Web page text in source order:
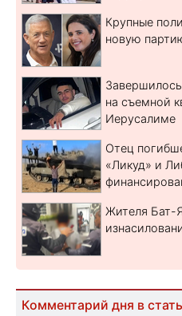
Крупные
новую
на съемной
Иерусалиме
Отец
«Ликуд» и
Жителя Бат-
Комментарий дня в